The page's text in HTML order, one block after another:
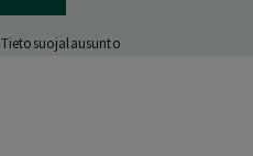
Tietosuojalausunto